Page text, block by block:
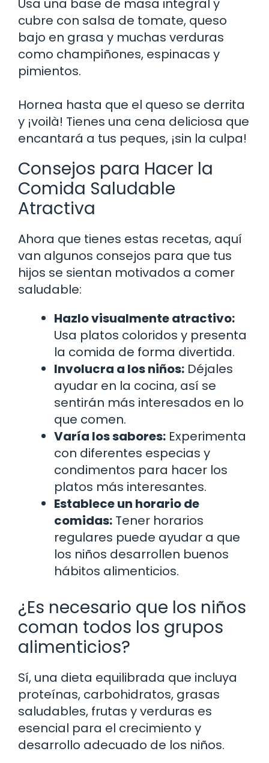
Usa una base de masa integral y
cubre con salsa de tomate, queso
bajo en grasa y muchas verduras
como champiñones, espinacas y
pimientos.
Hornea hasta que el queso se derrita
y ¡voilà! Tienes una cena deliciosa que
encantará a tus peques, ¡sin la culpa!
Consejos para Hacer la
Comida Saludable
Atractiva
Ahora que tienes estas recetas, aquí
van algunos consejos para que tus
hijos se sientan motivados a comer
saludable:
Hazlo visualmente atractivo:
Usa platos coloridos y presenta
la comida de forma divertida.
Involucra a los niños: Déjales
ayudar en la cocina, así se
sentirán más interesados en lo
que comen.
Varía los sabores: Experimenta
con diferentes especias y
condimentos para hacer los
platos más interesantes.
Establece un horario de
comidas: Tener horarios
regulares puede ayudar a que
los niños desarrollen buenos
hábitos alimenticios.
¿Es necesario que los niños
coman todos los grupos
alimenticios?
Sí, una dieta equilibrada que incluya
proteínas, carbohidratos, grasas
saludables, frutas y verduras es
esencial para el crecimiento y
desarrollo adecuado de los niños.